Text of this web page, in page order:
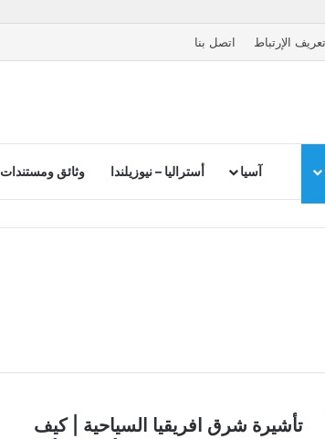
الإرتباط اتصل بنا
آسيا أستراليا – نيوزيلندا وثائق ومستندات
تأشيرة شرق افريقيا السياحية | كيف